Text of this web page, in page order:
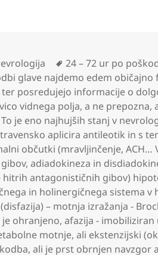
Oznake
24 – 72 ur po
glave najdemo edem običajno
ter posredujejo informacije o
vidnega polja,a ne prepozna,
je eno najhujših stanj v
aplicira antileotik in s
občutki (mravljinčenje,ACH…
,adiadokineza in
hitrih antagonističnih gibov)
in holinergičnega sistema v
– motnja izražanja -
je ohranjeno,afazija - imobiliziran
motnje,ali ekstenzijski
,ali je prst obrnjen navzgor